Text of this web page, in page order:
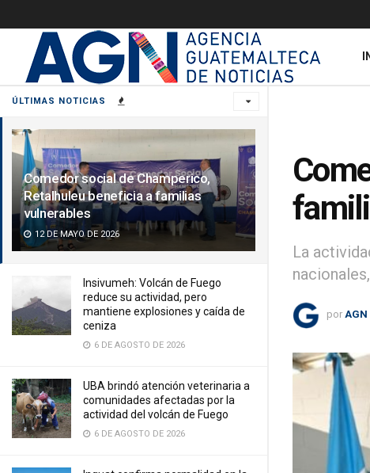
ÚLTIMAS NOTICIAS
Comedor social de Champerico,
Retalhuleu beneficia a familias
vulnerables
12 DE MAYO DE 2026
Insivumeh: Volcán de Fuego
reduce su actividad, pero
mantiene explosiones y caída de
ceniza
6 DE AGOSTO DE 2026
UBA brindó atención veterinaria a
comunidades afectadas por la
actividad del volcán de Fuego
6 DE AGOSTO DE 2026
La
por AGN